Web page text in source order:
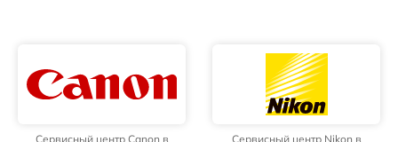
Сервисный центр Canon в
Сервисный центр Nikon в